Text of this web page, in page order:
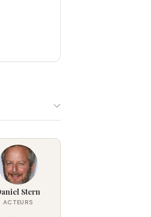
Stern
ACTEURS